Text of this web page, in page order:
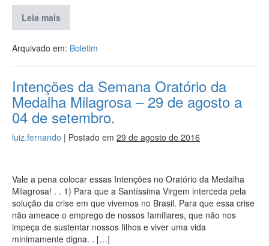
Leia mais
Arquivado em: Boletim
Intenções da Semana Oratório da
Medalha Milagrosa – 29 de agosto a
04 de setembro.
luiz.fernando | Postado em 29 de agosto de 2016
Vale a pena colocar essas Intenções no Oratório da Medalha
Milagrosa! . . 1) Para que a Santíssima Virgem interceda pela
solução da crise em que vivemos no Brasil. Para que essa crise
não ameace o emprego de nossos familiares, que não nos
impeça de sustentar nossos filhos e viver uma vida
minimamente digna. . […]